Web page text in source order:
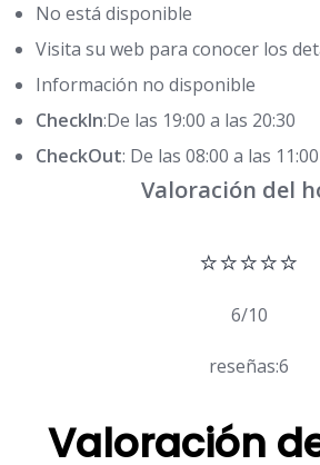
No está disponible
Visita su web para conocer los
Información no disponible
CheckIn:De las 19:00 a las 20:30
CheckOut: De las 08:00 a las 11:00
Valoración del
⭐⭐⭐⭐⭐
6/10
reseñas:6
Valoración